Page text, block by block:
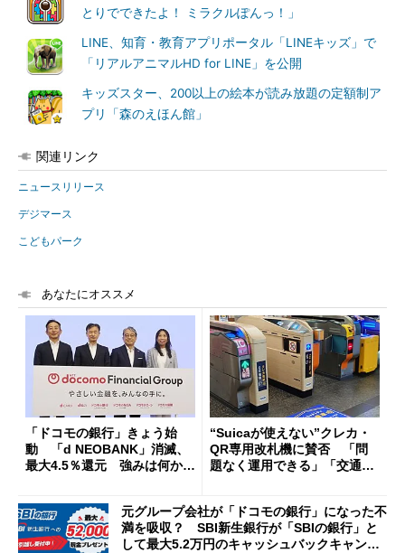
とりでできたよ！ ミラクルぽんっ！」
LINE、知育・教育アプリポータル「LINEキッズ」で
「リアルアニマルHD for LINE」を公開
キッズスター、200以上の絵本が読み放題の定額制ア
プリ「森のえほん館」
関連リンク
ニュースリリース
デジマース
こどもパーク
あなたにオススメ
「ドコモの銀行」きょう始
動 「d NEOBANK」消滅、
最大4.5％還元 強みは何か解
“Suicaが使えない”クレカ・
QR専用改札機に賛否 「問
題なく運用できる」「交通系I
元グループ会社が「ドコモの銀行」になった不
満を吸収？ SBI新生銀行が「SBIの銀行」と
して最大5.2万円のキャッシュバックキャンペ